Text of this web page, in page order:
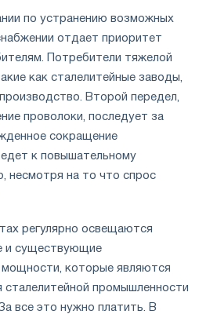
по устранению возможных
отдает приоритет
Потребители тяжелой
как сталелитейные заводы,
Второй передел,
проволоки, последует за
сокращение
к повышательному
несмотря на то что спрос
регулярно освещаются
и существующие
которые являются
сталелитейной промышленности
все это нужно платить. В